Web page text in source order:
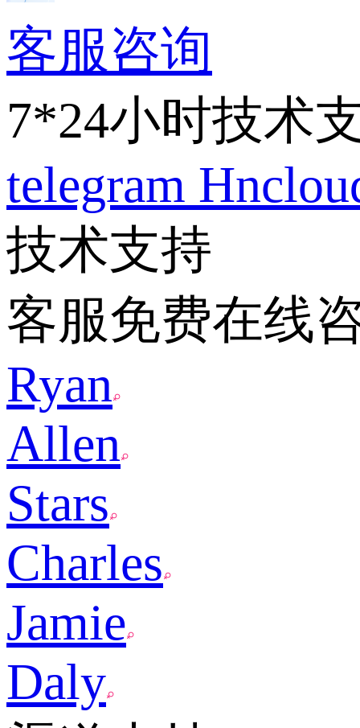
客服咨询
7*24小时技术
telegram
技术支持
客服免费在线
Ryan
Allen
Stars
Charles
Jamie
Daly